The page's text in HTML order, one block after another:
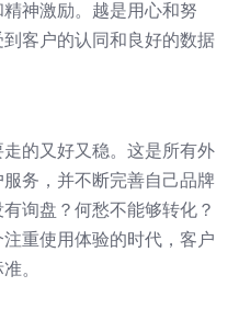
神激励。越是用心和努
客户的认同和良好的数据
的又好又稳。这是所有外
务，并不断完善自己品牌
询盘？何愁不能够转化？
重使用体验的时代，客户
。​​